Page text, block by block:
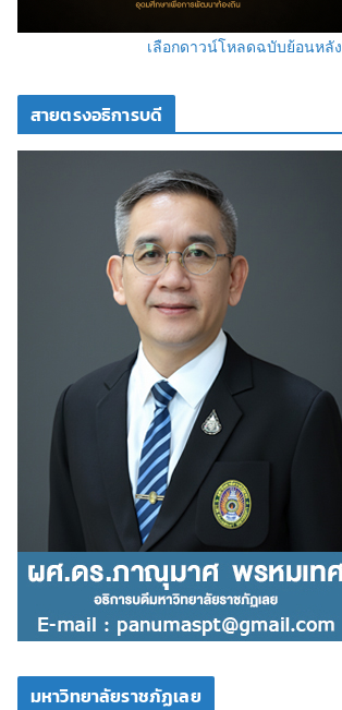
เลือกดาวน์โหลดฉบับย้อนหลัง
สายตรงอธิการบดี
มหาวิทยาลัยราชภัฏเลย